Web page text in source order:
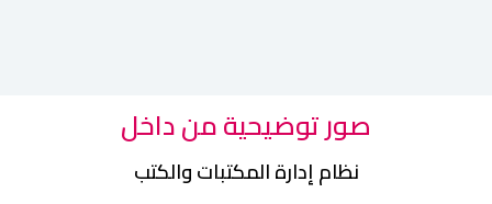
صور توضيحية من داخل
نظام إدارة المكتبات والكتب